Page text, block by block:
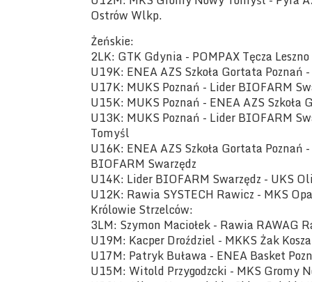
Ostrów Wlkp.
Żeńskie:
2LK: GTK Gdynia - POMPAX Tęcza
U19K: ENEA AZS Szkoła Gortata
U17K: MUKS Poznań - Lider BIOFARM
U15K: MUKS Poznań - ENEA AZS
U13K: MUKS Poznań - Lider BIOFARM
Tomyśl
U16K: ENEA AZS Szkoła Gortata
BIOFARM Swarzędz
U14K: Lider BIOFARM Swarzędz - UKS
U12K: Rawia SYSTECH Rawicz - MKS
Królowie Strzelców:
3LM: Szymon Maciołek - Rawia RAWAG
U19M: Kacper Droździel - MKKS Żak
U17M: Patryk Buława - ENEA Basket
U15M: Witold Przygodzcki - MKS Gromy